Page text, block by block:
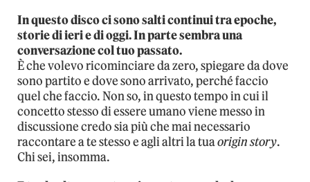
In questo disco ci sono salti continui tra epoche,
storie di ieri e di oggi. In parte sembra una
conversazione col tuo passato.
È che volevo ricominciare da zero, spiegare da dove
sono partito e dove sono arrivato, perché faccio
quel che faccio. Non so, in questo tempo in cui il
concetto stesso di essere umano viene messo in
discussione credo sia più che mai necessario
raccontare a te stesso e agli altri la tuaorigin story.
Chi sei, insomma.